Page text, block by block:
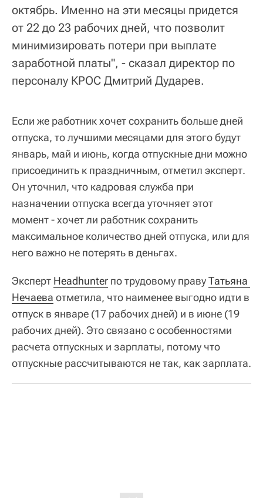
октябрь. Именно на эти месяцы придется
от 22 до 23 рабочих дней, что позволит
минимизировать потери при выплате
заработной платы", - сказал директор по
персоналу КРОС Дмитрий Дударев.
Если же работник хочет сохранить больше дней
отпуска, то лучшими месяцами для этого будут
январь, май и июнь, когда отпускные дни можно
присоединить к праздничным, отметил эксперт.
Он уточнил, что кадровая служба при
назначении отпуска всегда уточняет этот
момент - хочет ли работник сохранить
максимальное количество дней отпуска, или для
него важно не потерять в деньгах.
Эксперт Headhunter по трудовому правуТатьяна
Нечаева отметила, что наименее выгодно идти в
отпуск в январе (17 рабочих дней) и в июне (19
рабочих дней). Это связано с особенностями
расчета отпускных и зарплаты, потому что
отпускные рассчитываются не так, как зарплата.